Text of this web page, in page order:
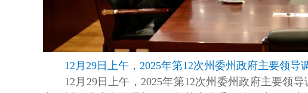
12月29日上午，2025年第12次州委州政府主要领导
12月29日上午，2025年第12次州委州政府主要领